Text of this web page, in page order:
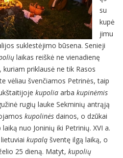
su
kupė
jimu
suklestėjimo būsena. Senieji
laikas reiškė ne vienadienę
priklausė ne tik Rasos
vėliau švenčiamos Petrinės, taip
kupolia arba kupinėmis
rugių lauke Sekminių antrąją
kupolinės dainos, o dzūkai
laiką nuo Joninių iki Petrinių. XVI a.
kupalą šventę ilgą laiką, o
25 dieną. Matyt, kupolių